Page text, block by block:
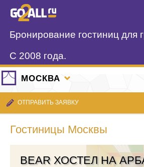
Бронирование гостиниц для
С 2008 года.
МОСКВА
ОТПРАВИТЬ ЗАЯВКУ
Гостиницы Москвы
BEAR ХОСТЕЛ НА